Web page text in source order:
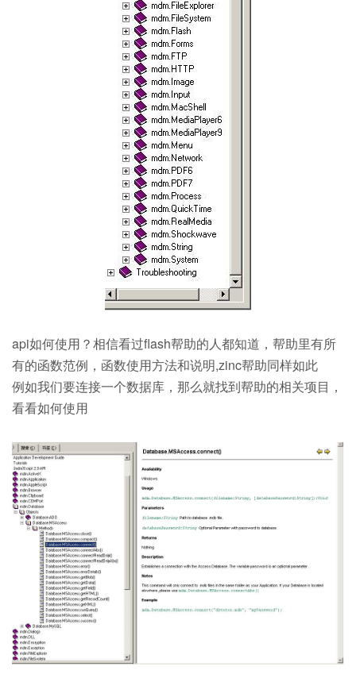
api如何使用？相信看过flash帮助的人都知道，帮助里有所
有的函数范例，函数使用方法和说明,zinc帮助同样如此
例如我们要连接一个数据库，那么就找到帮助的相关项目，
看看如何使用